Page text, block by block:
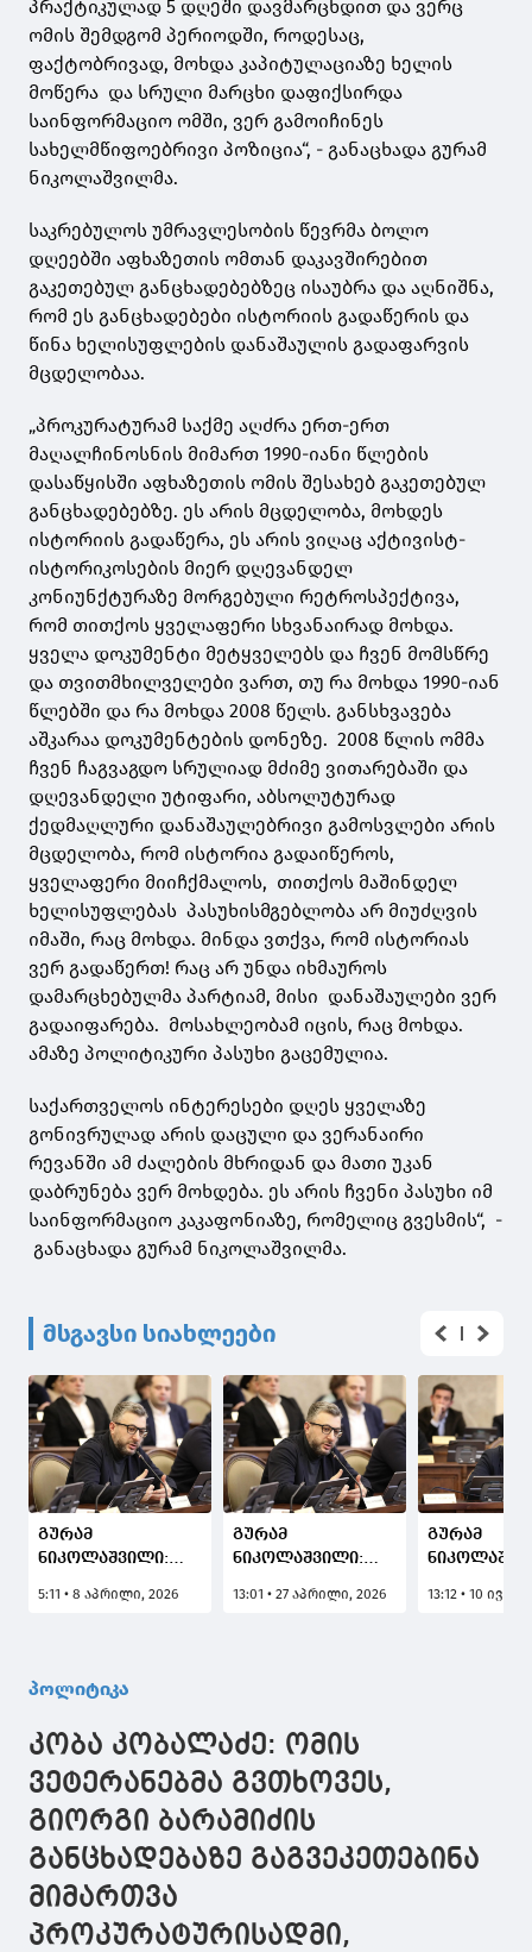
პრაქტიკულად 5 დღეში დავმარცხდით და ვერც
ომის შემდგომ პერიოდში, როდესაც,
ფაქტობრივად, მოხდა კაპიტულაციაზე ხელის
მოწერა და სრული მარცხი დაფიქსირდა
საინფორმაციო ომში, ვერ გამოიჩინეს
სახელმწიფოებრივი პოზიცია“, - განაცხადა გურამ
ნიკოლაშვილმა.
საკრებულოს უმრავლესობის წევრმა ბოლო
დღეებში აფხაზეთის ომთან დაკავშირებით
გაკეთებულ განცხადებებზეც ისაუბრა და აღნიშნა,
რომ ეს განცხადებები ისტორიის გადაწერის და
წინა ხელისუფლების დანაშაულის გადაფარვის
მცდელობაა.
„პროკურატურამ საქმე აღძრა ერთ-ერთ
მაღალჩინოსნის მიმართ 1990-იანი წლების
დასაწყისში აფხაზეთის ომის შესახებ გაკეთებულ
განცხადებებზე. ეს არის მცდელობა, მოხდეს
ისტორიის გადაწერა, ეს არის ვიღაც აქტივისტ-
ისტორიკოსების მიერ დღევანდელ
კონიუნქტურაზე მორგებული რეტროსპექტივა,
რომ თითქოს ყველაფერი სხვანაირად მოხდა.
ყველა დოკუმენტი მეტყველებს და ჩვენ მომსწრე
და თვითმხილველები ვართ, თუ რა მოხდა 1990-იან
წლებში და რა მოხდა 2008 წელს. განსხვავება
აშკარაა დოკუმენტების დონეზე. 2008 წლის ომმა
ჩვენ ჩაგვაგდო სრულიად მძიმე ვითარებაში და
დღევანდელი უტიფარი, აბსოლუტურად
ქედმაღლური დანაშაულებრივი გამოსვლები არის
მცდელობა, რომ ისტორია გადაიწეროს,
ყველაფერი მიიჩქმალოს, თითქოს მაშინდელ
ხელისუფლებას პასუხისმგებლობა არ მიუძღვის
იმაში, რაც მოხდა. მინდა ვთქვა, რომ ისტორიას
ვერ გადაწერთ! რაც არ უნდა იხმაუროს
დამარცხებულმა პარტიამ, მისი დანაშაულები ვერ
გადაიფარება. მოსახლეობამ იცის, რაც მოხდა.
ამაზე პოლიტიკური პასუხი გაცემულია.
საქართველოს ინტერესები დღეს ყველაზე
გონივრულად არის დაცული და ვერანაირი
რევანში ამ ძალების მხრიდან და მათი უკან
დაბრუნება ვერ მოხდება. ეს არის ჩვენი პასუხი იმ
საინფორმაციო კაკაფონიაზე, რომელიც გვესმის“, -
განაცხადა გურამ ნიკოლაშვილმა.
მსგავსი სიახლეები
გურამ
ნიკოლაშვილი:
დამოკიდებული,
ნატოში - ჩვენი
დამოუკიდებლობის
და
ღირებულებების
ხარჯზე არ ხდება
არსად შესვლა
5:11 • 8 აპრილი, 2026
გურამ
ნიკოლაშვილი:
საზოგადოებრივი
13:01 • 27 აპრილი, 2026
გურამ
მხოლოდ
კეთდება?
13:12 • 10
პოლიტიკა
კობა კობალაძე: ომის
ვეტერანებმა გვთხოვეს,
გიორგი ბარამიძის
განცხადებაზე გაგვეკეთებინა
მიმართვა
პროკურატურისადმი,